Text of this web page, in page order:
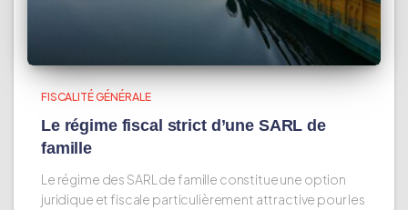
FISCALITÉ GÉNÉRALE
Le régime fiscal strict d’une SARL de
famille
Le régime des SARL de famille constitue une option
juridique et fiscale particulièrement attractive pour les